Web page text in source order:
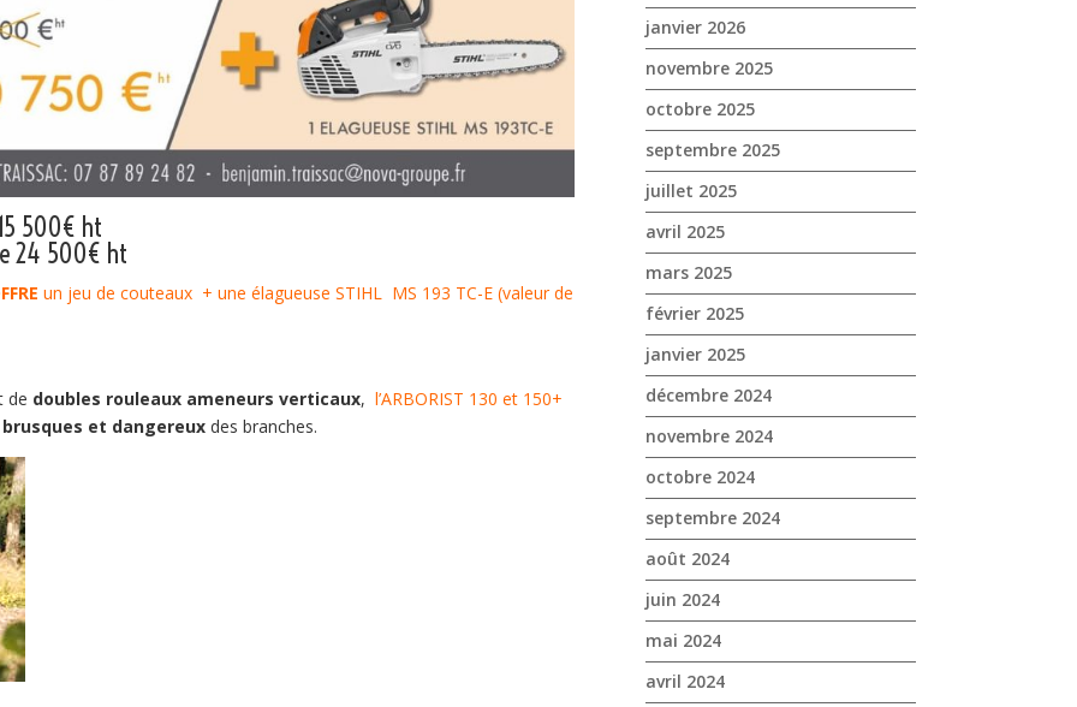
500€ ht
24 500€ ht
un jeu de couteaux + une élagueuseSTIHL MS 193 TC-E (valeur de
de doubles rouleaux ameneurs verticaux,l’ARBORIST 130 et 150+
et dangereux des branches.
janvier 2026
novembre 2025
octobre 2025
septembre 2025
juillet 2025
avril 2025
mars 2025
février 2025
janvier 2025
décembre 2024
novembre 2024
octobre 2024
septembre 2024
août 2024
juin 2024
mai 2024
avril 2024